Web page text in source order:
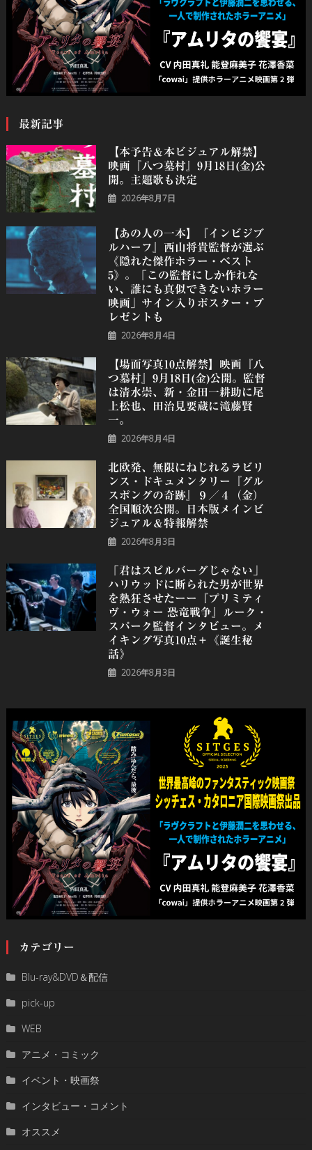
最新記事
【本予告＆本ビジュアル解禁】
映画『八つ墓村』9月18日(金)公
開。主題歌も決定
2026年8月7日
【あの人の一本】『インビジブ
ルハーフ』⻄⼭将貴監督が選ぶ
《隠れた傑作ホラー・ベスト
5》。「この監督にしか作れな
い、誰にも真似できないホラー
映画」サイン入りポスター・プ
レゼントも
2026年8月4日
【場面写真10点解禁】映画『八
つ墓村』9月18日(金)公開。監督
は清水崇、新・金田一耕助に尾
上松也、田治見要蔵に滝藤賢
一。
2026年8月4日
北欧発、無限にねじれるラビリ
ンス・ドキュメンタリー『グル
スポングの奇跡』９／４（金）
全国順次公開。日本版メインビ
ジュアル＆特報解禁
2026年8月3日
「君はスピルバーグじゃない」
ハリウッドに断られた男が世界
を熱狂させたーー『プリミティ
ヴ・ウォー 恐⻯戦争』ルーク・
スパーク監督インタビュー。メ
イキング写真10点＋《誕⽣秘
話》
2026年8月3日
カテゴリー
Blu-ray&DVD＆配信
pick-up
WEB
アニメ・コミック
イベント・映画祭
インタビュー・コメント
オススメ